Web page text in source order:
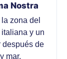
Nostra
zona del
y un
después de
mar.